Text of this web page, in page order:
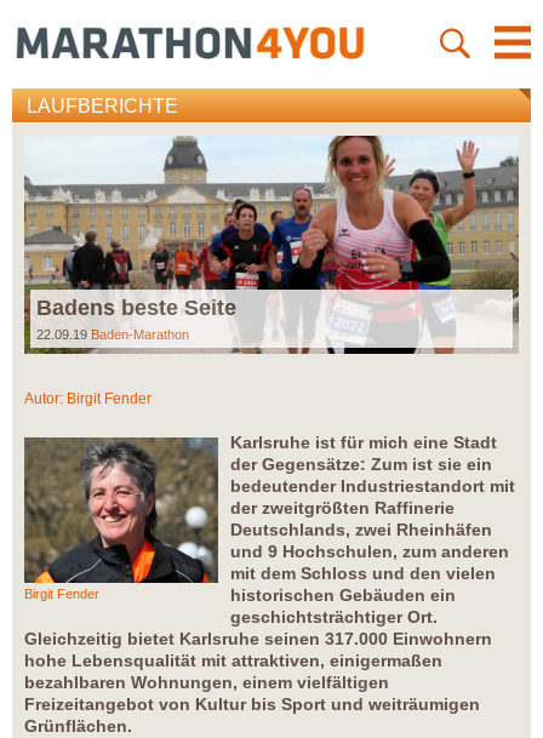
LAUFBERICHTE
Badens beste Seite
22.09.19 Baden-Marathon
Autor: Birgit Fender
Birgit Fender
Karlsruhe ist für mich eine Stadt
der Gegensätze: Zum ist sie ein
bedeutender Industriestandort mit
der zweitgrößten Raffinerie
Deutschlands, zwei Rheinhäfen
und 9 Hochschulen, zum anderen
mit dem Schloss und den vielen
historischen Gebäuden ein
geschichtsträchtiger Ort.
Gleichzeitig bietet Karlsruhe seinen 317.000 Einwohnern
hohe Lebensqualität mit attraktiven, einigermaßen
bezahlbaren Wohnungen, einem vielfältigen
Freizeitangebot von Kultur bis Sport und weiträumigen
Grünflächen.